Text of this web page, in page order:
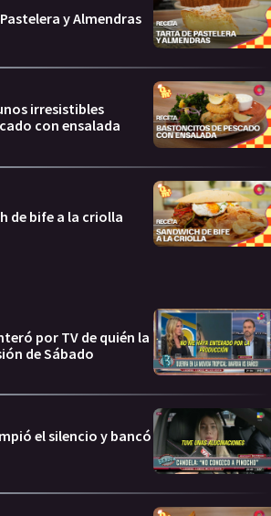
y Almendras
irresistibles
con ensalada
de bife a la criolla
por TV de quién la
de Sábado
el silencio y bancó